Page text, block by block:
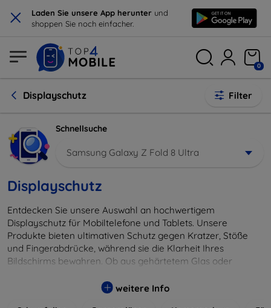
× Laden Sie unsere App herunter und
shoppen Sie noch einfacher.
0
Displayschutz Filter
Schnellsuche
Samsung Galaxy Z Fold 8 Ultra
Displayschutz
Entdecken Sie unsere Auswahl an hochwertigem
Displayschutz für Mobiltelefone und Tablets. Unsere
Produkte bieten ultimativen Schutz gegen Kratzer, Stöße
und Fingerabdrücke, während sie die Klarheit Ihres
Bildschirms bewahren. Ob aus gehärtetem Glas oder
installieren und passgenau für jedes Gerät, um eine
weitere Info